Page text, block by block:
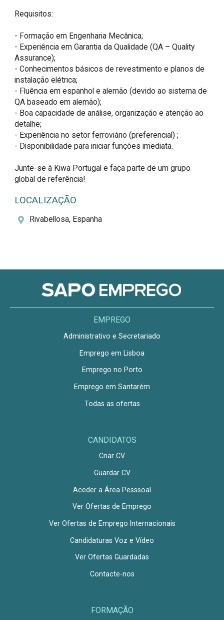
Requisitos:
- Formação em Engenharia Mecânica;
- Experiência em Garantia da Qualidade (QA – Quality
Assurance);
- Conhecimentos básicos de revestimento e planos de
instalação elétrica;
- Fluência em espanhol e alemão (devido ao sistema de
QA baseado em alemão);
- Boa capacidade de análise, organização e atenção ao
detalhe;
- Experiência no setor ferroviário (preferencial) ;
- Disponibilidade para iniciar funções imediata.
Junte-se à Kiwa Portugal e faça parte de um grupo
global de referência!
LOCALIZAÇÃO
Rivabellosa, Espanha
EMPREGO
Administrativo e Secretariado
Emprego em Lisboa
Emprego no Porto
Emprego em Santarém
Todas as ofertas
CANDIDATOS
Criar CV
Guardar CV
Aceder a Área Pesssoal
Ver Ofertas de Emprego
Ver Ofertas de Emprego Internacionais
Candidaturas Voz e Vídeo
Ver Ofertas Guardadas
Contacte-nos
FORMAÇÃO